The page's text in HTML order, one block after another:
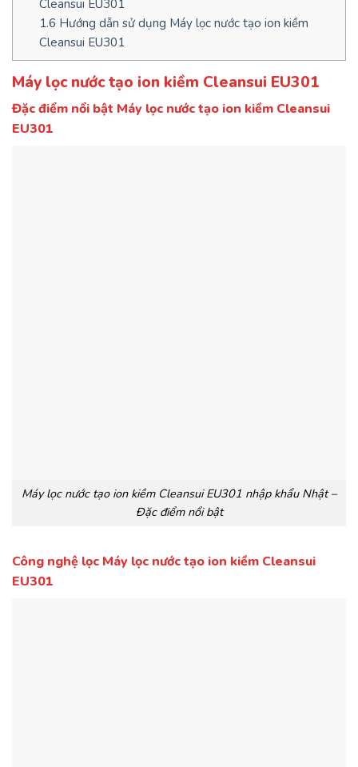
Cleansui EU301
1.6 Hướng dẫn sử dụng Máy lọc nước tạo ion kiềm
Cleansui EU301
Máy lọc nước tạo ion kiềm Cleansui EU301
Đặc điểm nổi bật Máy lọc nước tạo ion kiềm Cleansui
EU301
Máy lọc nước tạo ion kiềm Cleansui EU301 nhập khẩu Nhật –
Đặc điểm nổi bật
Công nghệ lọc Máy lọc nước tạo ion kiềm Cleansui
EU301